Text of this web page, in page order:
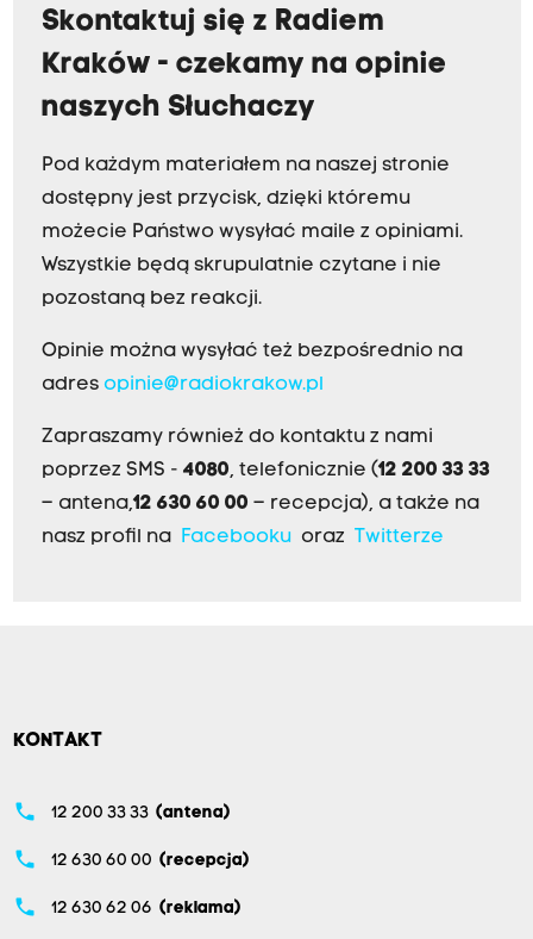
Skontaktuj się z Radiem
Kraków - czekamy na opinie
naszych Słuchaczy
Pod każdym materiałem na naszej stronie
dostępny jest przycisk, dzięki któremu
możecie Państwo wysyłać maile z opiniami.
Wszystkie będą skrupulatnie czytane i nie
pozostaną bez reakcji.
Opinie można wysyłać też bezpośrednio na
adres opinie@radiokrakow.pl
Zapraszamy również do kontaktu z nami
poprzez SMS - 4080, telefonicznie (12 200 33 33
– antena,12 630 60 00 – recepcja), a także na
nasz profil na
Facebookuoraz Twitterze
KONTAKT
phone 12 200 33 33 (antena)
phone 12 630 60 00 (recepcja)
phone 12 630 62 06 (reklama)